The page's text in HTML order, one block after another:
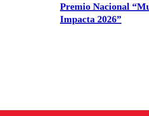
Premio Nacional
Impacta 2026”